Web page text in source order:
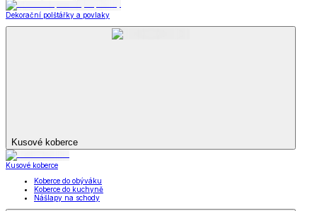
Dekorační polštářky a povlaky
Kusové koberce
Kusové koberce
Koberce do obýváku
Koberce do kuchyně
Nášlapy na schody